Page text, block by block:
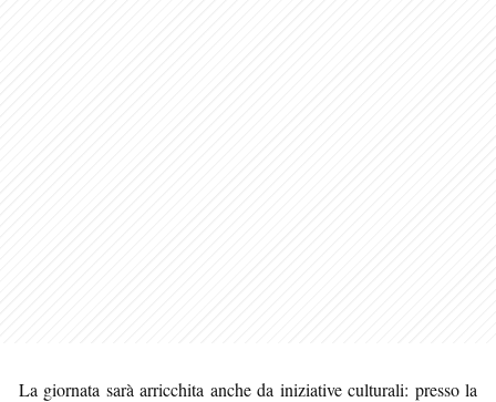
La giornata sarà arricchita anche da iniziative culturali: presso la